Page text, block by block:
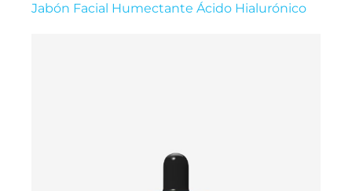
Jabón Facial Humectante Ácido Hialurónico